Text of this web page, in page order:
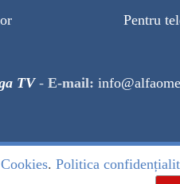
Pentru
TV- E-mail:
. Politica